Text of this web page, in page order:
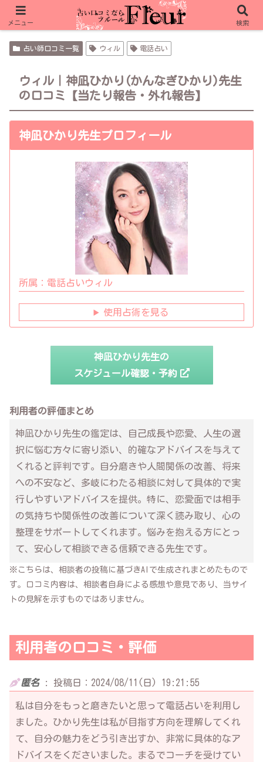
フルール限定特典 ピュアリ 合計15分無料
占い師口コミ一覧 ウィル 電話占い
ウィル｜神凪ひかり(かんなぎひかり)先生
の口コミ【当たり報告・外れ報告】
神凪ひかり先生プロフィール
所属： 電話占いウィル
使用占術を見る
神凪ひかり先生の
スケジュール確認・予約
利用者の評価まとめ
神凪ひかり先生の鑑定は、自己成長や恋愛、人生の選
択に悩む方々に寄り添い、的確なアドバイスを与えて
くれると評判です。自分磨きや人間関係の改善、将来
への不安など、多岐にわたる相談に対して具体的で実
行しやすいアドバイスを提供。特に、恋愛面では相手
の気持ちや関係性の改善について深く読み取り、心の
整理をサポートしてくれます。悩みを抱える方にとっ
て、安心して相談できる信頼できる先生です。
※こちらは、相談者の投稿に基づきAIで生成されまとめたもので
す。口コミ内容は、相談者自身による感想や意見であり、当サイ
トの見解を示すものではありません。
利用者の口コミ・評価
匿名: 投稿日：2024/08/11(日) 19:21:55
私は自分をもっと磨きたいと思って電話占いを利用し
ました。ひかり先生は私が目指す方向を理解してくれ
て、自分の魅力をどう引き出すか、非常に具体的なア
ドバイスをくださいました。まるでコーチを受けてい
メニュー 検索